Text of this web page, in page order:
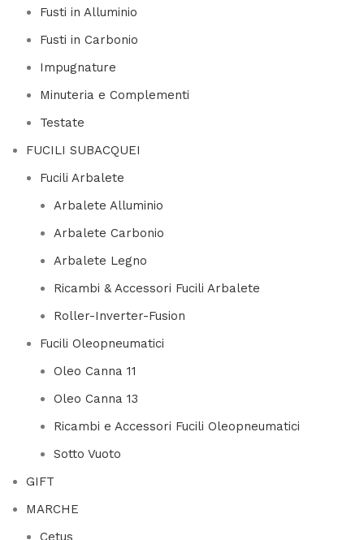
Fusti in Alluminio
Fusti in Carbonio
Impugnature
Minuteria e Complementi
Testate
FUCILI SUBACQUEI
Fucili Arbalete
Arbalete Alluminio
Arbalete Carbonio
Arbalete Legno
Ricambi & Accessori Fucili Arbalete
Roller-Inverter-Fusion
Fucili Oleopneumatici
Oleo Canna 11
Oleo Canna 13
Ricambi e Accessori Fucili Oleopneumatici
Sotto Vuoto
GIFT
MARCHE
Cetus